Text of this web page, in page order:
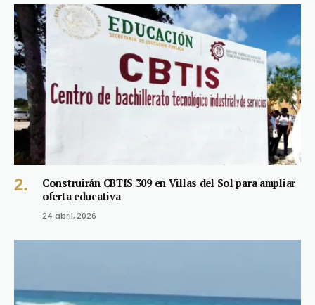
Construirán CBTIS 309 en Villas del Sol para ampliar
oferta educativa
24 abril, 2026